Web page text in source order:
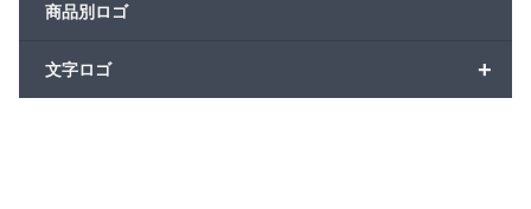
商品別ロゴ
+
文字ロゴ